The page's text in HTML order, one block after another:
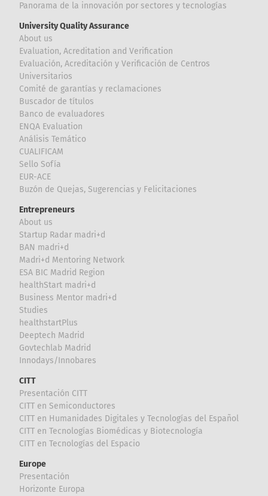
Panorama de la innovación por sectores y tecnologías
University Quality Assurance
About us
Evaluation, Acreditation and Verification
Evaluación, Acreditación y Verificación de Centros
Universitarios
Comité de garantías y reclamaciones
Buscador de títulos
Banco de evaluadores
ENQA Evaluation
Análisis Temático
CUALIFICAM
Sello Sofía
EUR-ACE
Buzón de Quejas, Sugerencias y Felicitaciones
Entrepreneurs
About us
Startup Radar madri+d
BAN madri+d
Madri+d Mentoring Network
ESA BIC Madrid Region
healthStart madri+d
Business Mentor madri+d
Studies
healthstartPlus
Deeptech Madrid
Govtechlab Madrid
Innodays/Innobares
CITT
Presentación CITT
CITT en Semiconductores
CITT en Humanidades Digitales y Tecnologías del Español
CITT en Tecnologías Biomédicas y Biotecnología
CITT en Tecnologías del Espacio
Europe
Presentación
Horizonte Europa